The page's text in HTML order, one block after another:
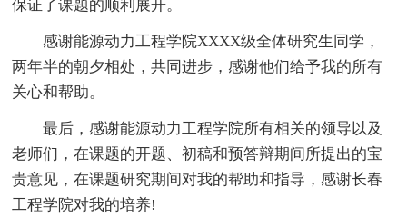
保证了课题的顺利展开。
感谢能源动力工程学院XXXX级全体研究生同学，
两年半的朝夕相处，共同进步，感谢他们给予我的所有
关心和帮助。
最后，感谢能源动力工程学院所有相关的领导以及
老师们，在课题的开题、初稿和预答辩期间所提出的宝
贵意见，在课题研究期间对我的帮助和指导，感谢长春
工程学院对我的培养!